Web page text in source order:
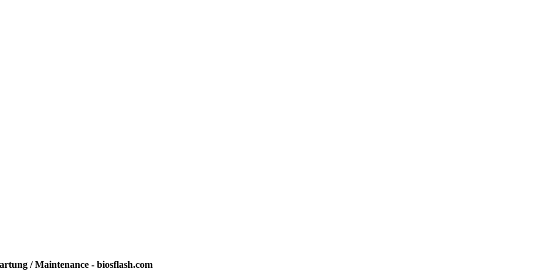
/ Maintenance - biosflash.com